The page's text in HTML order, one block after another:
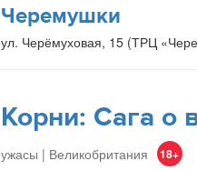
Черемушки
ул. Черёмуховая, 15 (ТРЦ
Корни: Сага о
ужасы | Великобритания 18+